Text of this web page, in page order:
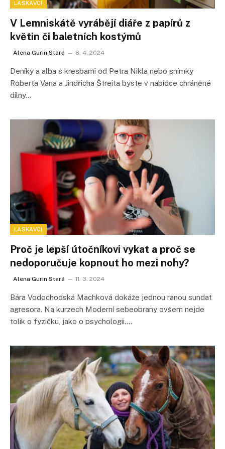
LASKAVCI
V Lemniskátě vyrábějí diáře z papírů z
květin či baletních kostýmů
Alena Gurin Stará 8. 4. 2024
Deníky a alba s kresbami od Petra Nikla nebo snímky
Roberta Vana a Jindřicha Štreita byste v nabídce chráněné
dílny…
LASKAVCI
Proč je lepší útočníkovi vykat a proč se
nedoporučuje kopnout ho mezi nohy?
Alena Gurin Stará 11. 3. 2024
Bára Vodochodská Machková dokáže jednou ranou sundat
agresora. Na kurzech Moderní sebeobrany ovšem nejde
tolik o fyzičku, jako o psychologii.…